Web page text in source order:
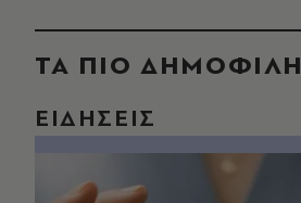
ΤΑ ΠΙΟ ΔΗΜΟΦΙΛΗ
ΕΙΔΗΣΕΙΣ